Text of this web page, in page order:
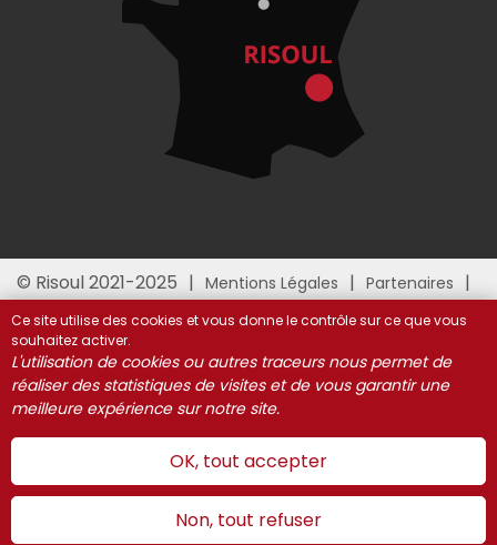
© Risoul 2021-2025 Mentions Légales
Partenaires
Gestion des cookies
Ce site utilise des cookies et vous donne le contrôle sur ce que vous
souhaitez activer.
L'utilisation de cookies ou autres traceurs nous permet de
réaliser des statistiques de visites et de vous garantir une
meilleure expérience sur notre site.
OK, tout accepter
Non, tout refuser